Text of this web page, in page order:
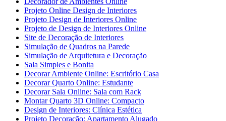
Projeto Online Design de Interiores
Projeto Design de Interiores Online
Projeto de Design de Interiores Online
Site de Decoração de Interiores
Simulação de Quadros na Parede
Simulação de Arquitetura e Decoração
Sala Simples e Bonita
Decorar Ambiente Online: Escritório Casa
Decorar Quarto Online: Estudante
Decorar Sala Online: Sala com Rack
Montar Quarto 3D Online: Compacto
Design de Interiores: Clínica Estética
Projeto Decoração: Apartamento Alugado